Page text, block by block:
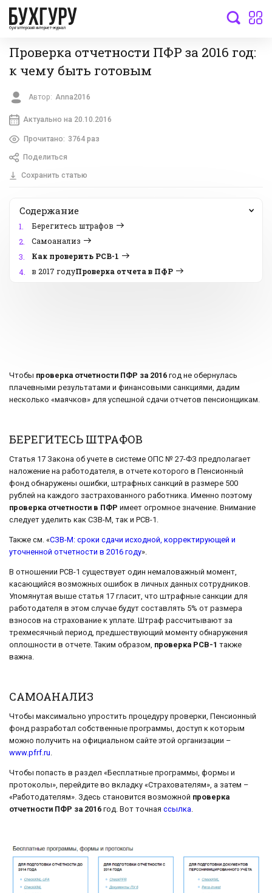
бухгалтерский интернет-журнал
Проверка отчетности ПФР за 2016 год:
к чему быть готовым
Автор: Anna2016
Актуально на 20.10.2016
Прочитано: 3764 раз
Поделиться
Сохранить статью
Содержание
1.
Берегитесь штрафов
2.
Самоанализ
3.
Как проверить РСВ-1
4.
Проверка отчета в ПФР
в 2017 году
Чтобы проверка отчетности ПФР за 2016 год не обернулась
плачевными результатами и финансовыми санкциями, дадим
несколько «маячков» для успешной сдачи отчетов пенсионщикам.
БЕРЕГИТЕСЬ ШТРАФОВ
Статья 17 Закона об учете в системе ОПС № 27-ФЗ предполагает
наложение на работодателя, в отчете которого в Пенсионный
фонд обнаружены ошибки, штрафных санкций в размере 500
рублей на каждого застрахованного работника. Именно поэтому
проверка отчетности в ПФР имеет огромное значение. Внимание
следует уделить как СЗВ-М, так и РСВ-1.
Также см. «СЗВ-М: сроки сдачи исходной, корректирующей и
уточненной отчетности в 2016 году».
В отношении РСВ-1 существует один немаловажный момент,
касающийся возможных ошибок в личных данных сотрудников.
Упомянутая выше статья 17 гласит, что штрафные санкции для
работодателя в этом случае будут составлять 5% от размера
взносов на страхование к уплате. Штраф рассчитывают за
трехмесячный период, предшествующий моменту обнаружения
оплошности в отчете. Таким образом, проверка РСВ-1 также
важна.
САМОАНАЛИЗ
Чтобы максимально упростить процедуру проверки, Пенсионный
фонд разработал собственные программы, доступ к которым
можно получить на официальном сайте этой организации –
www.pfrf.ru
Чтобы попасть в раздел «Бесплатные программы, формы и
протоколы», перейдите во вкладку «Страхователям», а затем –
«Работодателям». Здесь становится возможной проверка
отчетности ПФР за 2016 год. Вот точная ссылка